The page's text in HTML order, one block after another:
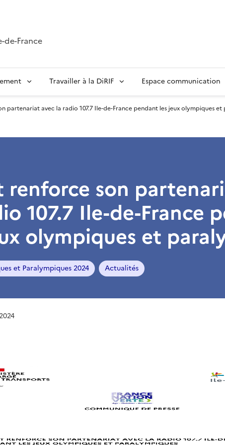
de-France
Travailler à la DiRIF Espace communication
partenariat avec la radio 107.7 Ile-de-France pendant les jeux olympiques
renforce son
107.7 Ile-de-France
olympiques et
et Paralympiques 2024 Actualités